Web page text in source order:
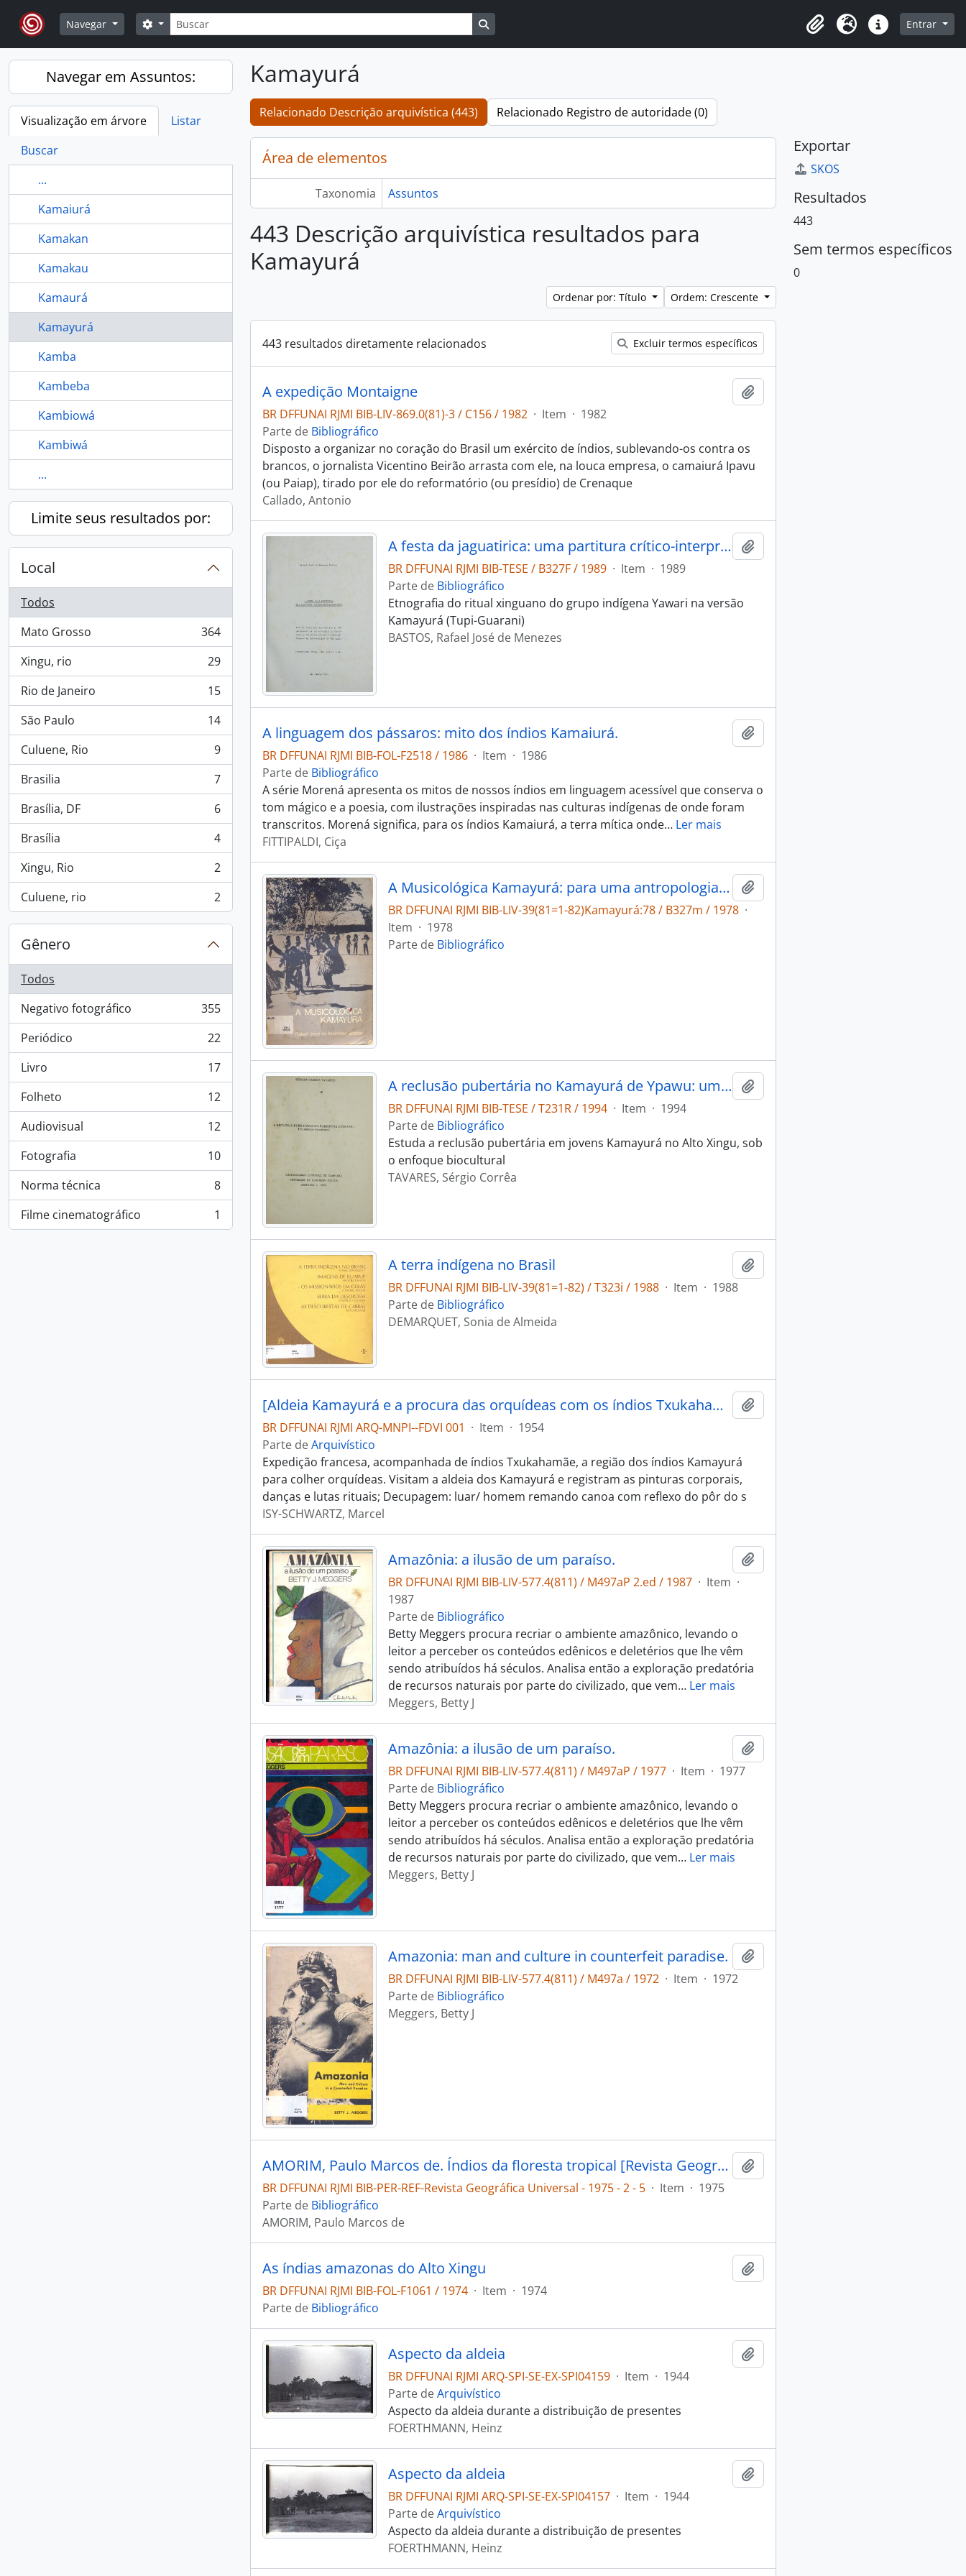
Skip to main content
Navegar
Buscar
Opções de busca
Área de Transferência
Idioma Atalhos Entrar
Navegar em Assuntos:
Visualização em árvore
Listar
Buscar
...
Kamaiurá
Kamakan
Kamakau
Kamaurá
Kamayurá
Kamba
Kambeba
Kambiowá
Kambiwá
...
Limite seus resultados por:
Local
Todos
Mato Grosso
, 364 resultados
364
Xingu, rio
, 29 resultados
29
Rio de Janeiro
, 15 resultados
15
São Paulo
, 14 resultados
14
Culuene, Rio
, 9 resultados
9
Brasilia
, 7 resultados
7
Brasília, DF
, 6 resultados
6
Brasília
, 4 resultados
4
Xingu, Rio
, 2 resultados
2
Culuene, rio
, 2 resultados 2
Gênero
Todos
Negativo fotográfico
, 355 resultados
355
Periódico
, 22 resultados
22
Livro
, 17 resultados
17
Folheto
, 12 resultados
12
Audiovisual
, 12 resultados
12
Fotografia
, 10 resultados
10
Norma técnica
, 8 resultados
8
Filme cinematográfico
, 1 resultados 1
Kamayurá
Relacionado Descrição arquivística (443) Relacionado Registro de autoridade (0)
Área de elementos
Taxonomia Assuntos
443 Descrição arquivística resultados para
Kamayurá
Ordenar por: Título Ordem: Crescente
443 resultados diretamente relacionados Excluir termos específicos
A expedição Montaigne
BR DFFUNAI RJMI BIB-LIV-869.0(81)-3 / C156 / 1982 · Item · 1982
Parte de Bibliográfico
Disposto a organizar no coração do Brasil um exército de índios, sublevando-os contra os
brancos, o jornalista Vicentino Beirão arrasta com ele, na louca empresa, o camaiurá Ipavu
(ou Paiap), tirado por ele do reformatório (ou presídio) de Crenaque
Callado, Antonio
A festa da jaguatirica: uma partitura crítico-interpretativa
BR DFFUNAI RJMI BIB-TESE / B327F / 1989 · Item · 1989
Parte de Bibliográfico
Etnografia do ritual xinguano do grupo indígena Yawari na versão
Kamayurá (Tupi-Guarani)
BASTOS, Rafael José de Menezes
A linguagem dos pássaros: mito dos índios Kamaiurá.
BR DFFUNAI RJMI BIB-FOL-F2518 / 1986 · Item · 1986
Parte de Bibliográfico
A série Morená apresenta os mitos de nossos índios em linguagem acessível que conserva o
tom mágico e a poesia, com ilustrações inspiradas nas culturas indígenas de onde foram
transcritos. Morená significa, para os índios Kamaiurá, a terra mítica onde… Ler mais
FITTIPALDI, Ciça
A Musicológica Kamayurá: para uma antropologia da comunicação no alto-xingu.
BR DFFUNAI RJMI BIB-LIV-39(81=1-82)Kamayurá:78 / B327m / 1978 ·
Item · 1978
Parte de Bibliográfico
A reclusão pubertária no Kamayurá de Ypawu: um enfoque biocultural
BR DFFUNAI RJMI BIB-TESE / T231R / 1994 · Item · 1994
Parte de Bibliográfico
Estuda a reclusão pubertária em jovens Kamayurá no Alto Xingu, sob
o enfoque biocultural
TAVARES, Sérgio Corrêa
A terra indígena no Brasil
BR DFFUNAI RJMI BIB-LIV-39(81=1-82) / T323i / 1988 · Item · 1988
Parte de Bibliográfico
DEMARQUET, Sonia de Almeida
[Aldeia Kamayurá e a procura das orquídeas com os índios Txukahamãe]
BR DFFUNAI RJMI ARQ-MNPI--FDVI 001 · Item · 1954
Parte deArquivístico
Expedição francesa, acompanhada de índios Txukahamãe, a região dos índios Kamayurá
para colher orquídeas. Visitam a aldeia dos Kamayurá e registram as pinturas corporais,
danças e lutas rituais; Decupagem: luar/ homem remando canoa com reflexo do pôr do s
ISY-SCHWARTZ, Marcel
Amazônia: a ilusão de um paraíso.
BR DFFUNAI RJMI BIB-LIV-577.4(811) / M497aP 2.ed / 1987 · Item ·
1987
Parte de Bibliográfico
Betty Meggers procura recriar o ambiente amazônico, levando o
leitor a perceber os conteúdos edênicos e deletérios que lhe vêm
sendo atribuídos há séculos. Analisa então a exploração predatória
de recursos naturais por parte do civilizado, que vem… Ler mais
Meggers, Betty J
Amazônia: a ilusão de um paraíso.
BR DFFUNAI RJMI BIB-LIV-577.4(811) / M497aP / 1977 · Item · 1977
Parte de Bibliográfico
Betty Meggers procura recriar o ambiente amazônico, levando o
leitor a perceber os conteúdos edênicos e deletérios que lhe vêm
sendo atribuídos há séculos. Analisa então a exploração predatória
de recursos naturais por parte do civilizado, que vem… Ler mais
Meggers, Betty J
Amazonia: man and culture in counterfeit paradise.
BR DFFUNAI RJMI BIB-LIV-577.4(811) / M497a / 1972 · Item · 1972
Parte de Bibliográfico
Meggers, Betty J
AMORIM, Paulo Marcos de. Índios da floresta tropical [Revista Geográfica Universal]
BR DFFUNAI RJMI BIB-PER-REF-Revista Geográfica Universal - 1975 - 2 - 5 · Item · 1975
Parte de Bibliográfico
AMORIM, Paulo Marcos de
As índias amazonas do Alto Xingu
BR DFFUNAI RJMI BIB-FOL-F1061 / 1974 · Item · 1974
Parte de Bibliográfico
Aspecto da aldeia
BR DFFUNAI RJMI ARQ-SPI-SE-EX-SPI04159 · Item · 1944
Parte deArquivístico
Aspecto da aldeia durante a distribuição de presentes
FOERTHMANN, Heinz
Aspecto da aldeia
BR DFFUNAI RJMI ARQ-SPI-SE-EX-SPI04157 · Item · 1944
Parte deArquivístico
Aspecto da aldeia durante a distribuição de presentes
FOERTHMANN, Heinz
Exportar
SKOS
Resultados
443
Sem termos específicos
0